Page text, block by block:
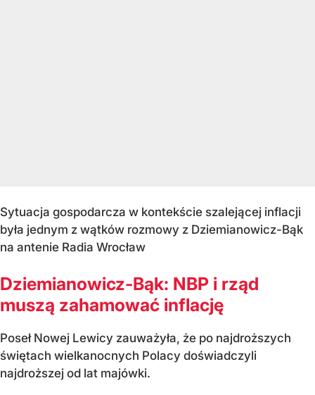
Sytuacja gospodarcza w kontekście szalejącej inflacji
była jednym z wątków rozmowy z Dziemianowicz-Bąk
na antenie Radia Wrocław
Dziemianowicz-Bąk: NBP i rząd
muszą zahamować inflację
Poseł Nowej Lewicy zauważyła, że po najdroższych
świętach wielkanocnych Polacy doświadczyli
najdroższej od lat majówki.